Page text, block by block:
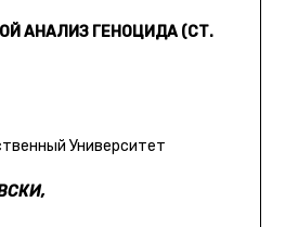
АНАЛИЗ ГЕНОЦИДА (СТ.
Университет